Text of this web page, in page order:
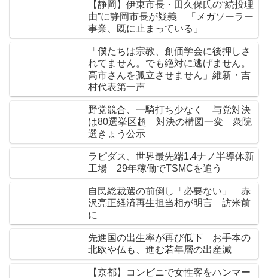
【静岡】伊東市長・田久保氏の“続投理
由”に静岡市長が疑義 「メガソーラー
事業、既に止まっている」
「僕たちは宗教、創価学会に後押しさ
れてません。でも絶対に逃げません。
高市さんを孤立させません」維新・吉
村代表第一声
野党競合、一騎打ち少なく 与党対決
は80選挙区超 対決の構図一変 衆院
選きょう公示
ラピダス、世界最先端1.4ナノ半導体新
工場 29年稼働でTSMCを追う
自民総裁選の前倒し「必要ない」 赤
沢亮正経済再生担当相が明言 訪米前
に
先進国の出生率が再び低下 お手本の
北欧や仏も、進む若年層の出産減
【京都】コンビニで女性客をハンマー